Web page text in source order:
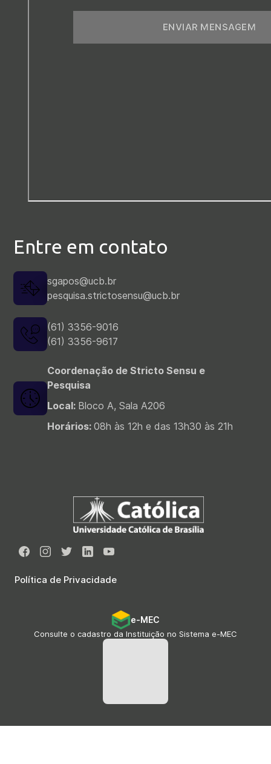
Entre em contato
sgapos@ucb.br
pesquisa.strictosensu@ucb.br
(61) 3356-9016
(61) 3356-9617
Coordenação de Stricto Sensu e
Pesquisa
Local: Bloco A, Sala A206
Horários:08h às 12h e das 13h30 às 21h
Política de Privacidade
e-MEC
Consulte o cadastro da Instituição no Sistema e-MEC